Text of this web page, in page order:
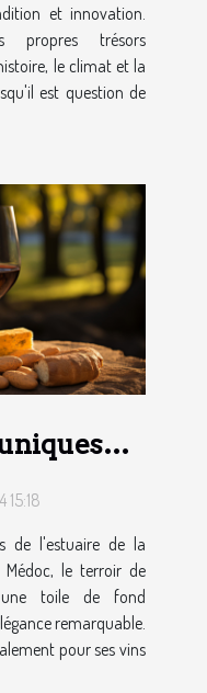
et innovation.
propres trésors
le climat et la
est question de
de l'estuaire de la
le terroir de
toile de fond
remarquable.
pour ses vins